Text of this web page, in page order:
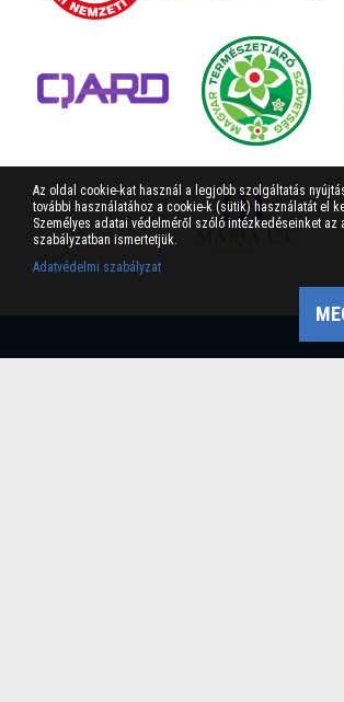
Az oldal cookie-kat használ a legjobb szolgáltatás
további használatához a cookie-k (sütik) használatát el
Személyes adatai védelméről szóló intézkedéseinket az
szabályzatban ismertetjük.
Adatvédelmi szabályzat